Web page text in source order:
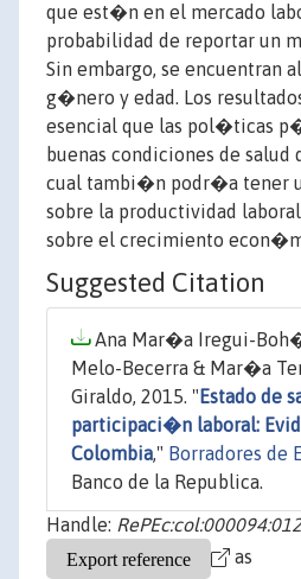
que est�n en el mercado
probabilidad de reportar un
Sin embargo, se encuentran
g�nero y edad. Los
esencial que las pol�ticas
buenas condiciones de
cual tambi�n podr�a tener
sobre la productividad
sobre el crecimiento
Suggested Citation
Ana Mar�a Iregui-
Melo-Becerra & Mar�a
Giraldo, 2015. " Estado de
participaci�n laboral:
Colombia," Borradores de
Banco de la Republica.
Handle:
as